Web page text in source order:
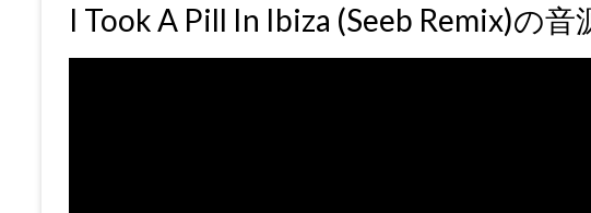
I Took A Pill In Ibiza (Seeb Remix)の